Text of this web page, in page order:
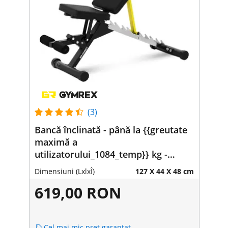
(3)
Bancă înclinată - până la {{greutate
maximă a
utilizatorului_1084_temp}} kg -
reglabilă - {{unghiul de reglaj al
spătarului_977_temp}}}° înclinare
Dimensiuni (LxlxÎ) 127 X 44 X 48 cm
619,00 RON